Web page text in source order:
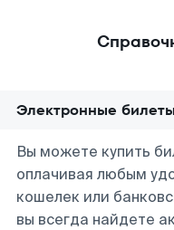
Электронные
Вы можете купить
оплачивая любым
кошелек или
вы всегда найдете